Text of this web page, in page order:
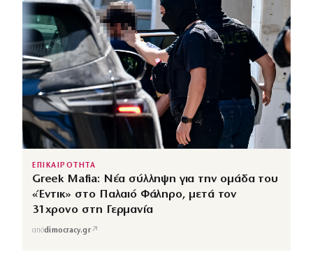
ΕΠΙΚΑΙΡΟΤΗΤΑ
Greek Mafia: Νέα σύλληψη για την ομάδα του
«Έντικ» στο Παλαιό Φάληρο, μετά τον
31χρονο στη Γερμανία
απόdimocracy.gr↗